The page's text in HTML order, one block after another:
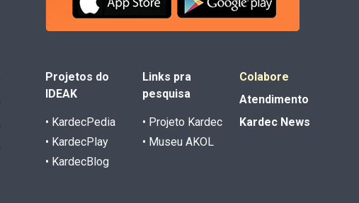
Projetos do
IDEAK
• KardecPedia
• KardecPlay
• KardecBlog
Links pra
pesquisa
• Projeto Kardec
• Museu AKOL
Colabore
Atendimento
Kardec News